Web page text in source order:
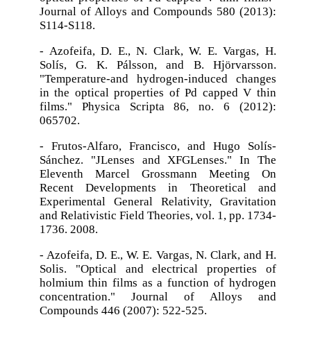
Journal of Alloys and Compounds 580 (2013):
S114-S118.
- Azofeifa, D. E., N. Clark, W. E. Vargas, H.
Solís, G. K. Pálsson, and B. Hjörvarsson.
"Temperature-and hydrogen-induced changes
in the optical properties of Pd capped V thin
films." Physica Scripta 86, no. 6 (2012):
065702.
- Frutos-Alfaro, Francisco, and Hugo Solís-
Sánchez. "JLenses and XFGLenses." In The
Eleventh Marcel Grossmann Meeting On
Recent Developments in Theoretical and
Experimental General Relativity, Gravitation
and Relativistic Field Theories, vol. 1, pp. 1734-
1736. 2008.
- Azofeifa, D. E., W. E. Vargas, N. Clark, and H.
Solis. "Optical and electrical properties of
holmium thin films as a function of hydrogen
concentration." Journal of Alloys and
Compounds 446 (2007): 522-525.